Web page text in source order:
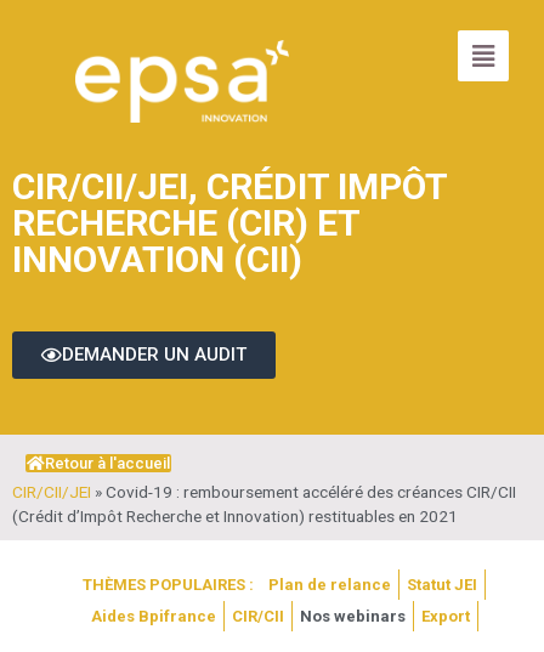
CIR/CII/JEI, CRÉDIT IMPÔT
RECHERCHE (CIR) ET
INNOVATION (CII)
DEMANDER UN AUDIT
Retour à l'accueil
CIR/CII/JEI »Covid-19 : remboursement accéléré des créances CIR/CII
(Crédit d’Impôt Recherche et Innovation) restituables en 2021
THÈMES POPULAIRES : Plan de relance
Statut JEI
Aides Bpifrance
CIR/CII Nos webinars Export